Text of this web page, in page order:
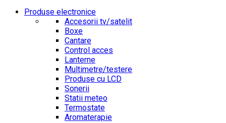
Produse electronice
Accesorii tv/satelit
Boxe
Cantare
Control acces
Lanterne
Multimetre/testere
Produse cu LCD
Sonerii
Statii meteo
Termostate
Aromaterapie